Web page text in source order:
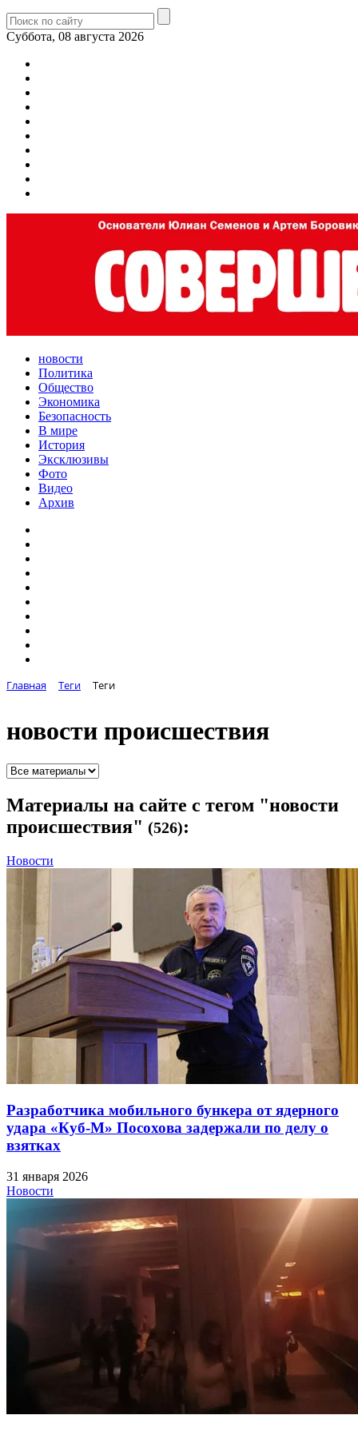
Суббота, 08 августа 2026
новости
Политика
Общество
Экономика
Безопасность
В мире
История
Эксклюзивы
Фото
Видео
Архив
Главная Теги Теги
новости происшествия
Материалы на сайте с тегом "новости
происшествия" (526):
Новости
Разработчика мобильного бункера от ядерного
удара «Куб-М» Посохова задержали по делу о
взятках
31 января 2026
Новости